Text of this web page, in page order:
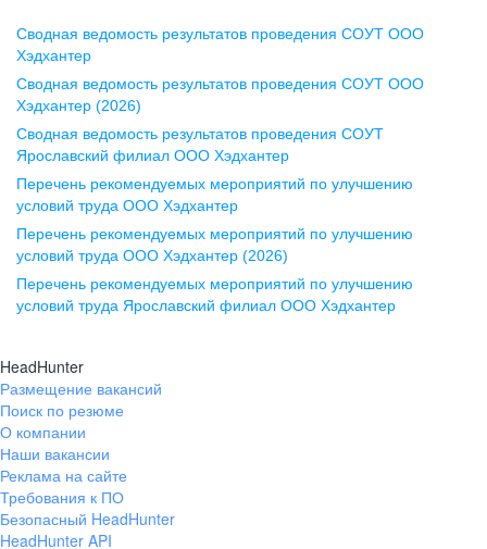
Воронеж
ул. Комиссаржевской, д. 10,
офис 1212
+7 473 280-05-05
pr@vrn.hh.ru
ул. Спартаковская, д. 2А, этаж 3,
помещение 15
+7 843 212-12-50
Екатеринбург
ул. Боевых Дружин, стр. 20,
+7 343 226-79-99
pr@ural.hh.ru
Сводная ведомость результатов проведения СОУТ ООО
Хэдхантер
Сводная ведомость результатов проведения СОУТ ООО
Хэдхантер (2026)
Сводная ведомость результатов проведения СОУТ
Ярославский филиал ООО Хэдхантер
Перечень рекомендуемых мероприятий по улучшению
условий труда ООО Хэдхантер
Перечень рекомендуемых мероприятий по улучшению
условий труда ООО Хэдхантер (2026)
Перечень рекомендуемых мероприятий по улучшению
условий труда Ярославский филиал ООО Хэдхантер
HeadHunter
Размещение вакансий
Поиск по резюме
О компании
Наши вакансии
Реклама на сайте
Требования к ПО
Безопасный HeadHunter
HeadHunter API